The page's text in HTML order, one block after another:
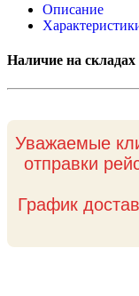
Описание
Наличие на складах
Уважаемые
отправки
График